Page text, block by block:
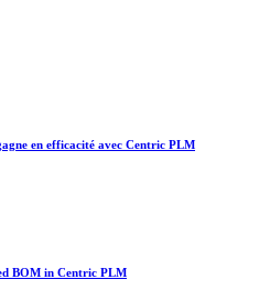
en efficacité avec Centric PLM
BOM in Centric PLM